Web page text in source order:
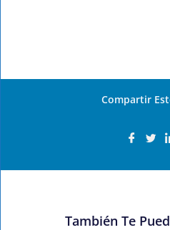
Compartir
También Te